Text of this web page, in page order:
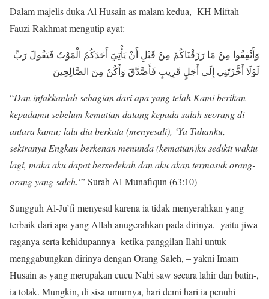
Dalam majelis duka Al Husain as malam kedua, KH Miftah
Fauzi Rakhmat mengutip ayat:
وَأَنْفِقُوا مِنْ مَا رَزَقْنَاكُمْ مِنْ قَبْلِ أَنْ يَأْتِيَ أَحَدَكُمُ الْمَوْتُ فَيَقُولَ رَبِّ
لَوْلَا أَخَّرْتَنِي إِلَى أَجَلٍ قَرِيبٍ فَأَصَّدَّقَ وَأَكُنْ مِنَ الصَّالِحِينَ
“Dan infakkanlah sebagian dari apa yang telah Kami berikan
kepadamu sebelum kematian datang kepada salah seorang di
antara kamu; lalu dia berkata (menyesali), ‘Ya Tuhanku,
sekiranya Engkau berkenan menunda (kematian)ku sedikit waktu
lagi, maka aku dapat bersedekah dan aku akan termasuk orang-
orang yang saleh.‘” Surah Al-Munāfiqūn (63:10)
Sungguh Al-Ju’fi menyesal karena ia tidak menyerahkan yang
terbaik dari apa yang Allah anugerahkan pada dirinya, -yaitu jiwa
raganya serta kehidupannya- ketika panggilan Ilahi untuk
menggabungkan dirinya dengan Orang Saleh, – yakni Imam
Husain as yang merupakan cucu Nabi saw secara lahir dan batin-,
ia tolak. Mungkin, di sisa umurnya, hari demi hari ia penuhi